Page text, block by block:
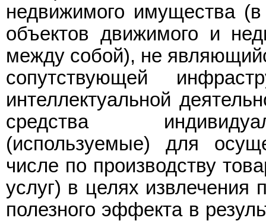
недвижимого имущества
объектов движимого и
между собой), не
сопутствующей
интеллектуальной
средства
(используемые) для
числе по производству
услуг) в целях извлечения
полезного эффекта в